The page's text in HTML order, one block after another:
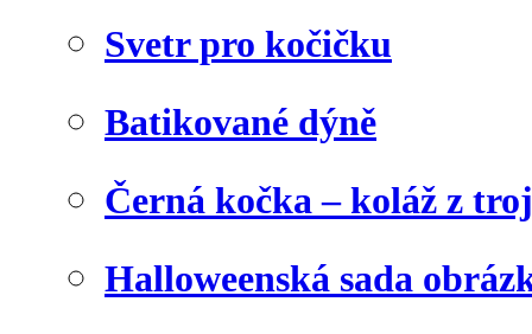
Svetr pro kočičku
Batikované dýně
Černá kočka – koláž z
Halloweenská sada